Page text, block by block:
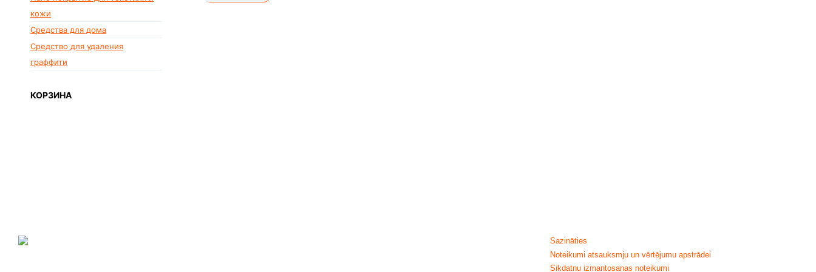
14,90 €.
кожи
Средства для дома
Средство для удаления
граффити
КОРЗИНА
Sazināties
Noteikumi atsauksmju un vērtējumu apstrādei
Sikdatnu izmantosanas noteikumi